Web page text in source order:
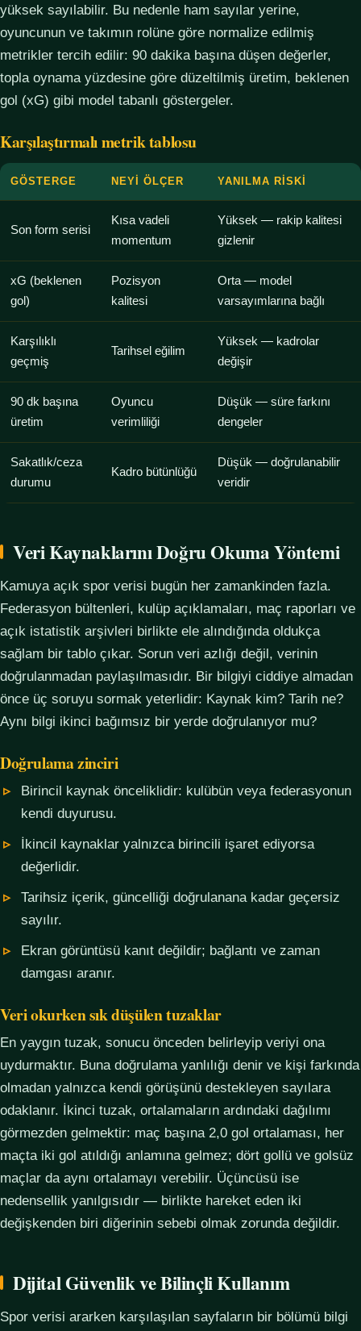
yüksek sayılabilir. Bu nedenle ham sayılar yerine,
oyuncunun ve takımın rolüne göre normalize edilmiş
metrikler tercih edilir: 90 dakika başına düşen değerler,
topla oynama yüzdesine göre düzeltilmiş üretim, beklenen
gol (xG) gibi model tabanlı göstergeler.
Karşılaştırmalı metrik tablosu
GÖSTERGE NEYI ÖLÇER YANILMA RISKI
Son form serisi
Kısa vadeli
momentum
Yüksek — rakip kalitesi
gizlenir
xG (beklenen
gol)
Pozisyon
kalitesi
Orta — model
varsayımlarına bağlı
Karşılıklı
geçmiş
Tarihsel eğilim
Yüksek — kadrolar
değişir
90 dk başına
üretim
Oyuncu
verimliliği
Düşük — süre farkını
dengeler
Sakatlık/ceza
durumu
Kadro bütünlüğü
Düşük — doğrulanabilir
veridir
Veri Kaynaklarını Doğru Okuma Yöntemi
Kamuya açık spor verisi bugün her zamankinden fazla.
Federasyon bültenleri, kulüp açıklamaları, maç raporları ve
açık istatistik arşivleri birlikte ele alındığında oldukça
sağlam bir tablo çıkar. Sorun veri azlığı değil, verinin
doğrulanmadan paylaşılmasıdır. Bir bilgiyi ciddiye almadan
önce üç soruyu sormak yeterlidir: Kaynak kim? Tarih ne?
Aynı bilgi ikinci bağımsız bir yerde doğrulanıyor mu?
Doğrulama zinciri
Birincil kaynak önceliklidir: kulübün veya federasyonun
kendi duyurusu.
İkincil kaynaklar yalnızca birincili işaret ediyorsa
değerlidir.
Tarihsiz içerik, güncelliği doğrulanana kadar geçersiz
sayılır.
Ekran görüntüsü kanıt değildir; bağlantı ve zaman
damgası aranır.
Veri okurken sık düşülen tuzaklar
En yaygın tuzak, sonucu önceden belirleyip veriyi ona
uydurmaktır. Buna doğrulama yanlılığı denir ve kişi farkında
olmadan yalnızca kendi görüşünü destekleyen sayılara
odaklanır. İkinci tuzak, ortalamaların ardındaki dağılımı
görmezden gelmektir: maç başına 2,0 gol ortalaması, her
maçta iki gol atıldığı anlamına gelmez; dört gollü ve golsüz
maçlar da aynı ortalamayı verebilir. Üçüncüsü ise
nedensellik yanılgısıdır — birlikte hareket eden iki
değişkenden biri diğerinin sebebi olmak zorunda değildir.
Dijital Güvenlik ve Bilinçli Kullanım
Spor verisi ararken karşılaşılan sayfaların bir bölümü bilgi